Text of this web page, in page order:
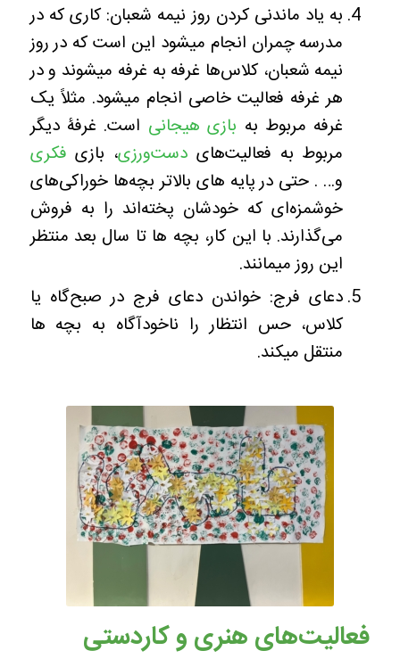
به یاد ماندنی کردن روز نیمه شعبان: کاری که در
مدرسه چمران انجام میشود این است که در روز
نیمه شعبان، کلاس‌ها غرفه به غرفه میشوند و در
هر غرفه فعالیت خاصی انجام میشود. مثلاً یک
غرفه مربوط به بازی هیجانی است. غرفۀ دیگر
مربوط به فعالیت‌های دست‌ورزی، بازی فکری
و… . حتی در پایه های بالاتر بچه‌ها خوراکی‌های
خوشمزه‌ای که خودشان پخته‌اند را به فروش
می‌گذارند. با این کار، بچه ها تا سال بعد منتظر
این روز میمانند.
دعای فرج: خواندن دعای فرج در صبح‌گاه یا
کلاس، حس انتظار را ناخودآگاه به بچه ها
منتقل میکند.
فعالیت‌های هنری و کاردستی